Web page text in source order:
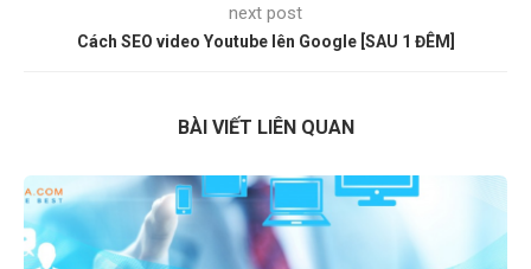
next post
Cách SEO video Youtube lên Google [SAU 1 ĐÊM]
BÀI VIẾT LIÊN QUAN